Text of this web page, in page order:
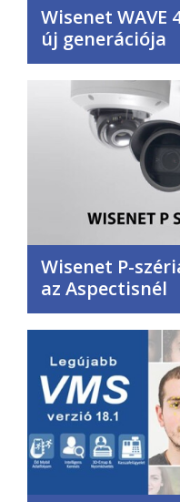
Wisenet WAVE
új generációja
Wisenet P-
az Aspectisnél